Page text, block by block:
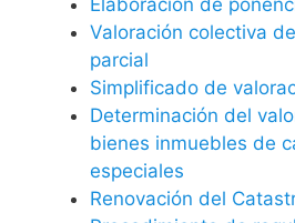
Elaboración de
Valoración colectiva
parcial
Simplificado de
Determinación del
bienes inmuebles de
especiales
Renovación del